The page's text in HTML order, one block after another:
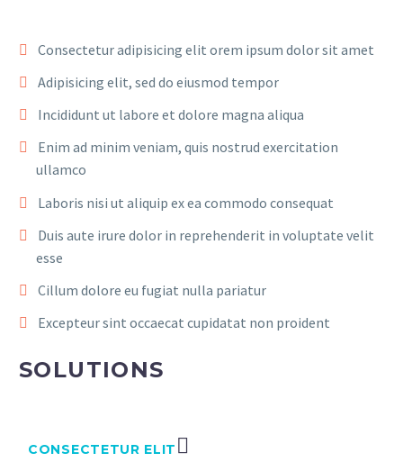
Consectetur adipisicing elit orem ipsum dolor sit amet
Adipisicing elit, sed do eiusmod tempor
Incididunt ut labore et dolore magna aliqua
Enim ad minim veniam, quis nostrud exercitation
ullamco
Laboris nisi ut aliquip ex ea commodo consequat
Duis aute irure dolor in reprehenderit in voluptate velit
esse
Cillum dolore eu fugiat nulla pariatur
Excepteur sint occaecat cupidatat non proident
SOLUTIONS
CONSECTETUR ELIT